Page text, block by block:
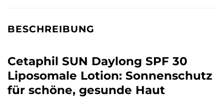
BESCHREIBUNG
Cetaphil SUN Daylong SPF 30
Liposomale Lotion: Sonnenschutz
für schöne, gesunde Haut